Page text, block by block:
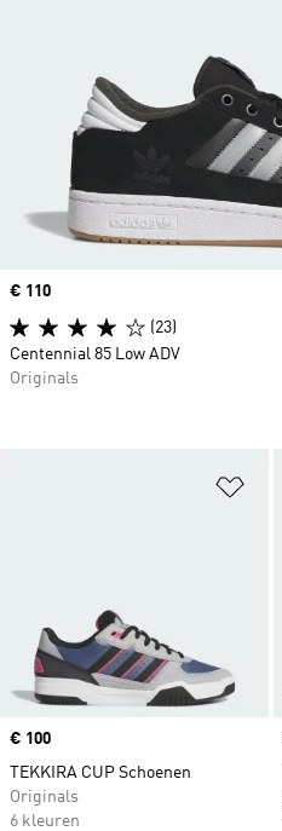
Price
€ 100
TEKKIRA CUP Schoenen
Originals
6 kleuren
Price
€ 110
(23)
Centennial 85 Low ADV
Originals